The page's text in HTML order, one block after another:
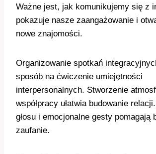
Ważne jest, jak komunikujemy się z
pokazuje nasze zaangażowanie i
nowe znajomości.
Organizowanie spotkań
sposób na ćwiczenie umiejętności
interpersonalnych. Stworzenie
współpracy ułatwia budowanie
głosu i emocjonalne gesty pomagają
zaufanie.